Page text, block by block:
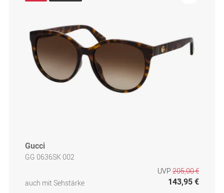
Gucci
GG 0636SK 002
auch mit Sehstärke
UVP 205,00 €
143,95 €